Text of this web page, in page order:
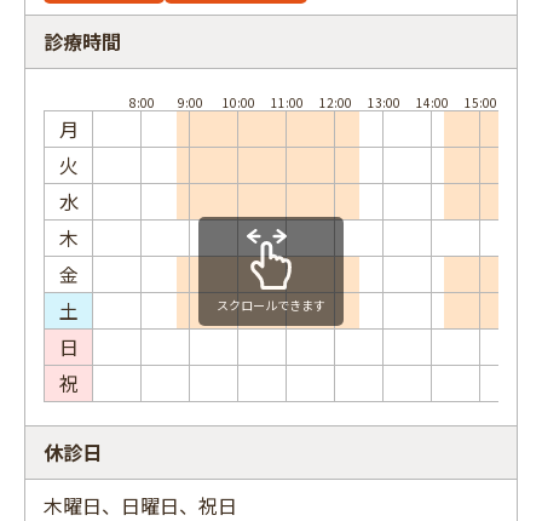
診療時間
月
火
水
木
金
土
日
祝
スクロールできます
休診日
木曜日、日曜日、祝日